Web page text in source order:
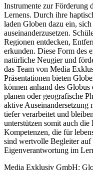
Instrumente zur Förderung
Lernens. Durch ihre
laden Globen dazu ein,
auseinanderzusetzen.
Regionen entdecken,
erkunden. Diese Form des
natürliche Neugier und
das Team von Media
Präsentationen bieten
können anhand des
planen oder geografische
aktive
tiefer verarbeitet und
unterstützen somit auch
Kompetenzen, die für
sind wertvolle Begleiter auf
Eigenverantwortung im
Media Exklusiv GmbH: